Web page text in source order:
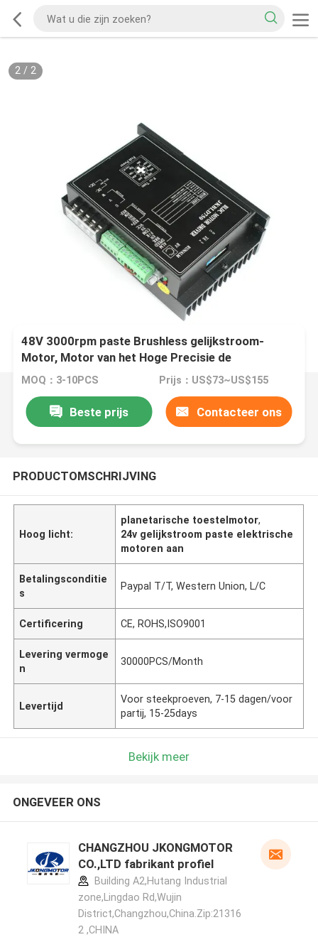
2/ 2
48V 3000rpm paste Brushless gelijkstroom-
Motor, Motor van het Hoge Precisie de
Planetarische Toestel aan
MOQ：3-10PCS Prijs：US$73~US$155
Beste prijs Contacteer ons
PRODUCTOMSCHRIJVING
Hoog licht:
planetarische toestelmotor,
24v gelijkstroom paste elektrische
motoren aan
Betalingsconditie
s
Paypal T/T, Western Union, L/C
Certificering CE, ROHS,ISO9001
Levering vermoge
n
30000PCS/Month
Levertijd
Voor steekproeven, 7-15 dagen/voor
partij, 15-25days
Bekijk meer
ONGEVEER ONS
CHANGZHOU JKONGMOTOR
CO.,LTD fabrikant profiel
Building A2,Hutang Industrial
zone,Lingdao Rd,Wujin
District,Changzhou,China.Zip:21316
2 ,CHINA